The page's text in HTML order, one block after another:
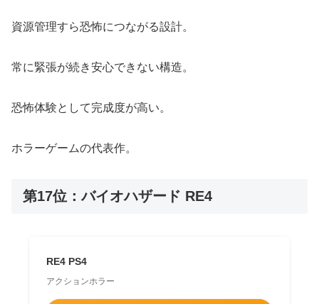
資源管理すら恐怖につながる設計。
常に緊張が続き安心できない構造。
恐怖体験として完成度が高い。
ホラーゲームの代表作。
第17位：バイオハザード RE4
RE4 PS4
アクションホラー